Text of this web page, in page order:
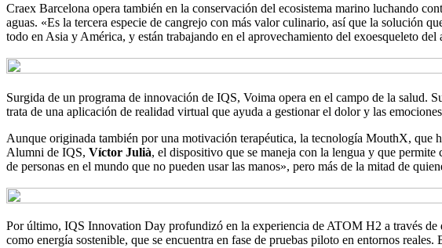
Craex Barcelona opera también en la conservación del ecosistema marino luchando
aguas. «Es la tercera especie de cangrejo con más valor culinario, así que la solución
todo en Asia y América, y están trabajando en el aprovechamiento del exoesqueleto del
Surgida de un programa de innovación de IQS, Voima opera en el campo de la salud.
trata de una aplicación de realidad virtual que ayuda a gestionar el dolor y las
Aunque originada también por una motivación terapéutica, la tecnología MouthX, que
Alumni de IQS, Víctor Julià, el dispositivo que se maneja con la lengua y que
de personas en el mundo que no pueden usar las manos», pero más de la mitad de
Por último, IQS Innovation Day profundizó en la experiencia de ATOM H2 a través de
como energía sostenible, que se encuentra en fase de pruebas piloto en entornos